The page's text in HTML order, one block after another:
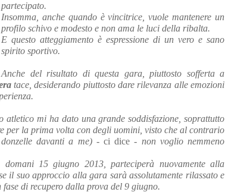
partecipato.
Insomma, anche quando è vincitrice, vuole mantenere un
profilo schivo e modesto e non ama le luci della ribalta.
E questo atteggiamento è espressione di un vero e sano
spirito sportivo.
Anche del risultato di questa gara, piuttosto sofferta a
tace, desiderando piuttosto dare rilevanza alle emozioni
atletico mi ha dato una grande soddisfazione, soprattutto
per la prima volta con degli uomini, visto che al contrario
davanti a me) - ci dice - non voglio nemmeno
, domani 15 giugno 2013, parteciperà nuovamente alla
il suo approccio alla gara sarà assolutamente rilassato e
di recupero dalla prova del 9 giugno.